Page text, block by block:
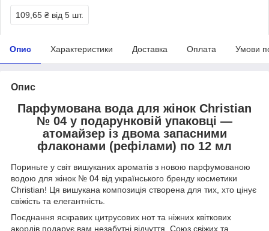
109,65 ₴ від 5 шт.
Опис Характеристики Доставка Оплата Умови
Опис
Парфумована вода для жінок Christian
№ 04 у подарунковій упаковці —
атомайзер із двома запасними
флаконами (рефілами) по 12 мл
Пориньте у світ вишуканих ароматів з новою парфумованою
водою для жінок № 04 від українського бренду косметики
Christian! Ця вишукана композиція створена для тих, хто цінує
свіжість та елегантність.
Поєднання яскравих цитрусових нот та ніжних квіткових
акордів подарує вам незабутні відчуття. Союз свіжих та